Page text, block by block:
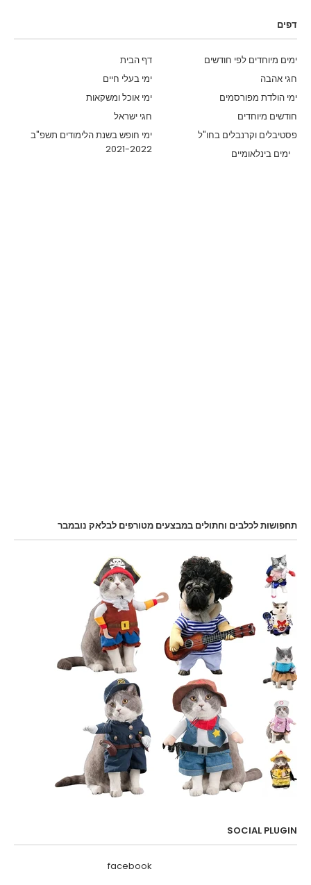
דפים
דף הבית
ימים מיוחדים לפי חודשים
ימי בעלי חיים
חגי אהבה
ימי אוכל ומשקאות
ימי הולדת מפורסמים
חגי ישראל
חודשים מיוחדים
ימי חופש בשנת הלימודים תשפ"ב
2021-2022
פסטיבלים וקרנבלים בחו"ל
ימים בינלאומיים
תחפושות לכלבים וחתולים במבצעים מטורפים לבלאק נובמבר
SOCIAL PLUGIN
facebook